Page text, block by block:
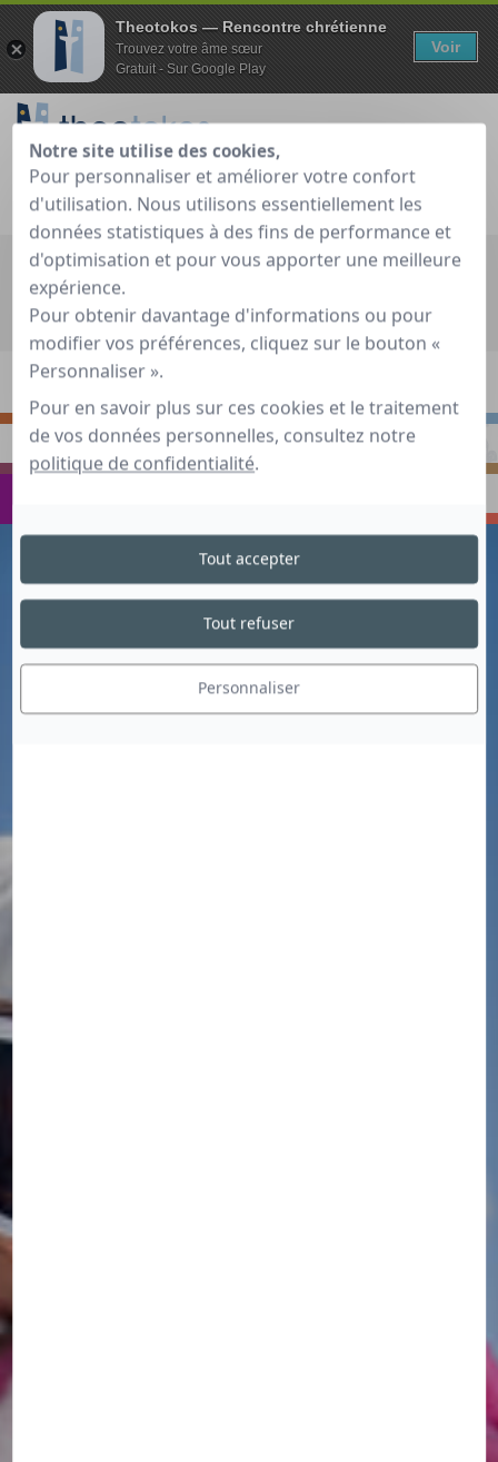
Je teste gratuitement Déjà membre ?
Recherche globale
Accueil »Guide de rencontre chrétienne»Voyager »"Snow,
Spirit and Salsa" à La Plagne !
S'INTERROGER RENCONTRER
PRIER S'INSPIRER
Theotokos — Rencontre chrétienne
Trouvez votre âme sœur
Gratuit - Sur Google Play
Voir
Notre site utilise des cookies,
Pour personnaliser et améliorer votre confort
d'utilisation. Nous utilisons essentiellement les
données statistiques à des fins de performance et
d'optimisation et pour vous apporter une meilleure
expérience.
Pour obtenir davantage d'informations ou pour
modifier vos préférences, cliquez sur le bouton «
Personnaliser ».
Pour en savoir plus sur ces cookies et le traitement
de vos données personnelles, consultez notre
politique de confidentialité.
Personnaliser
Tout refuser
Tout accepter